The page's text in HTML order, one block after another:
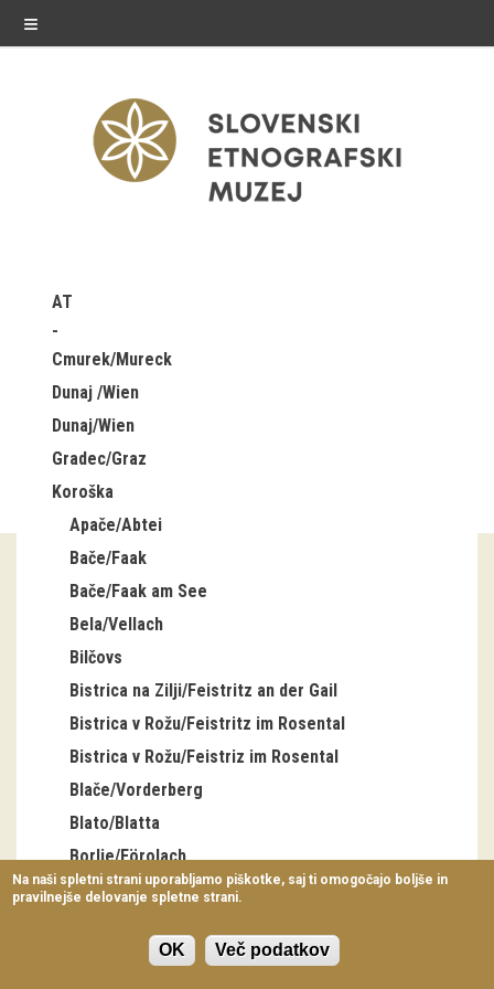
≡
Stalne razstave
Občasne razstave
Gostovanja
E-razstave
Virtualni sprehodi
Razstavni projekti
Napovednik
Arhiv razstav
dogodki
Koledar dogodkov
Prireditve
Predavanja
Delavnice
Vodeni ogledi
AT
Cmurek/Mureck
Dunaj /Wien
Dunaj/Wien
Gradec/Graz
Koroška
Apače/Abtei
Bače/Faak
Bače/Faak am See
Bela/Vellach
Bilčovs
Bistrica na Zilji/Feistritz an der Gail
Bistrica v Rožu/Feistritz im Rosental
Bistrica v Rožu/Feistriz im Rosental
Blače/Vorderberg
Blato/Blatta
Borlje/Förolach
Borovlje/Ferlach
Brnca/Fürnitz
Na naši spletni strani uporabljamo piškotke, saj ti omogočajo boljše in
pravilnejše delovanje spletne strani.
OK Več podatkov